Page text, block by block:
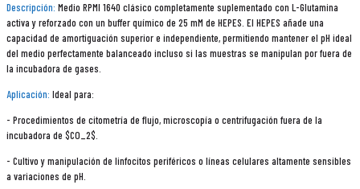
Descripción: Medio RPMI 1640 clásico completamente suplementado con L-Glutamina
activa y reforzado con un buffer químico de 25 mM de HEPES. El HEPES añade una
capacidad de amortiguación superior e independiente, permitiendo mantener el pH ideal
del medio perfectamente balanceado incluso si las muestras se manipulan por fuera de
la incubadora de gases.
Aplicación: Ideal para:
- Procedimientos de citometría de flujo, microscopía o centrifugación fuera de la
incubadora de $CO_2$.
- Cultivo y manipulación de linfocitos periféricos o líneas celulares altamente sensibles
a variaciones de pH.